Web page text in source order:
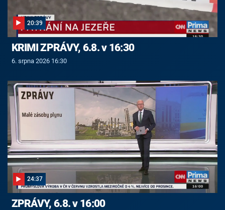
20:39
KRIMI ZPRÁVY, 6.8. v 16:30
6. srpna 2026 16:30
24:37
ZPRÁVY, 6.8. v 16:00